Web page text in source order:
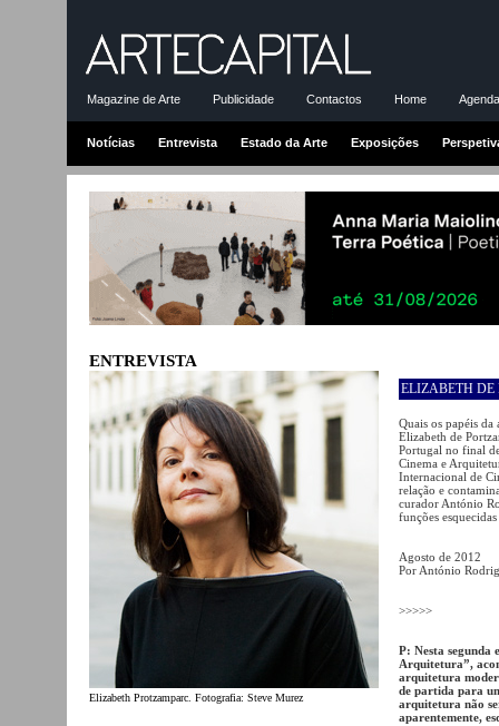
Magazine de Arte Publicidade Contactos Home
Notícias Entrevista Estado da Arte Exposições
ENTREVISTA
Elizabeth Protzamparc. Fotografia: Steve Murez
ELIZABETH DE
Quais os papéis da
Elizabeth de
Portugal no final
Cinema e
Internacional de
relação e
curador António
funções
Agosto de 2012
Por António
>>>>>
P: Nesta segunda
Arquitetura”,
arquitetura
de partida para
arquitetura não
aparentemente,